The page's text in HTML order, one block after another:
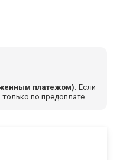
платежом). Если
по предоплате.